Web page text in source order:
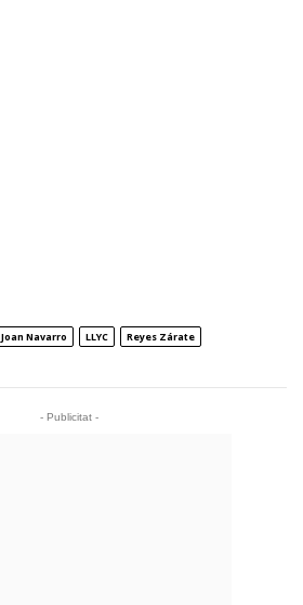
Joan Navarro LLYC
Reyes Zárate
- Publicitat -